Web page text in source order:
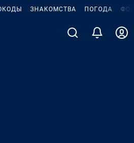
ЗНАКОМСТВА ПОГОДА